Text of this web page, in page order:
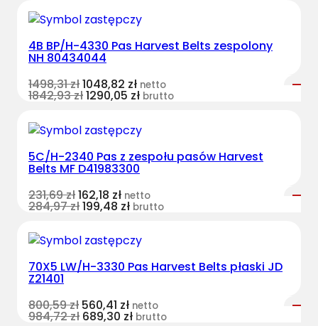
4B BP/H-4330 Pas Harvest Belts zespolony
NH 80434044
1498,31zł1048,82 zł netto
1842,93zł1290,05 zł brutto
5C/H-2340 Pas z zespołu pasów Harvest
Belts MF D41983300
231,69zł162,18 zł netto
284,97zł199,48 zł brutto
70X5 LW/H-3330 Pas Harvest Belts płaski JD
Z21401
800,59zł 560,41 zł netto
984,72zł 689,30 zł brutto